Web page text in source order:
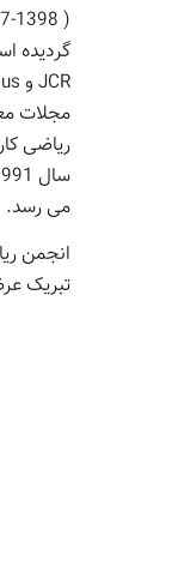
گردیده
مجلات
ریاضی
می رسد.
انجمن
تبریک